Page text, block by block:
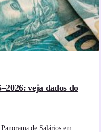
veja dados do
de Salários em